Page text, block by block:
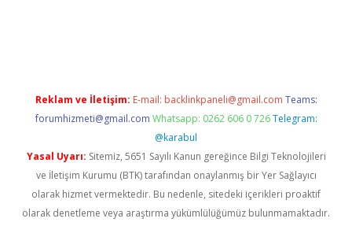
Reklam ve İletişim: E-mail: backlinkpaneli@gmail.com Teams:
forumhizmeti@gmail.com Whatsapp: 0262 606 0 726 Telegram:
@karabul
Yasal Uyarı: Sitemiz, 5651 Sayılı Kanun gereğince Bilgi Teknolojileri
ve İletişim Kurumu (BTK) tarafından onaylanmış bir Yer Sağlayıcı
olarak hizmet vermektedir. Bu nedenle, sitedeki içerikleri proaktif
olarak denetleme veya araştırma yükümlülüğümüz bulunmamaktadır.